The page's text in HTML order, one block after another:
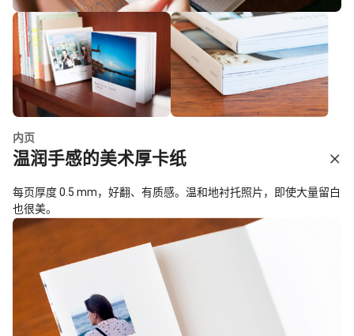
内页
温润手感的美术厚卡纸
每页厚度 0.5 mm，好翻、有质感。温和地衬托照片，即使大量留白
也很美。